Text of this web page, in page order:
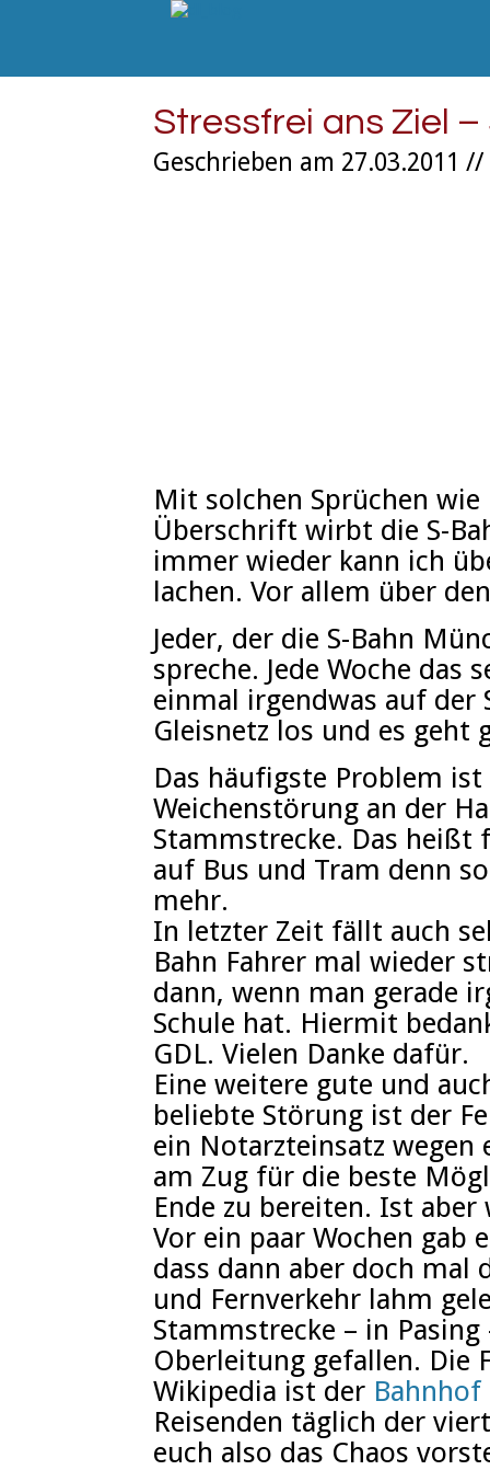
Stressfrei ans Ziel
Geschrieben am 27.03.2011 //
Mit solchen Sprüchen
Überschrift wirbt die S-
immer wieder kann ich
lachen. Vor allem über
Jeder, der die S-Bahn
spreche. Jede Woche das
einmal irgendwas auf der
Gleisnetz los und es geht
Das häufigste Problem
Weichenstörung an der
Stammstrecke. Das heißt
auf Bus und Tram denn
mehr.
In letzter Zeit fällt auch
Bahn Fahrer mal wieder
dann, wenn man gerade
Schule hat. Hiermit
GDL. Vielen Danke dafür.
Eine weitere gute und
beliebte Störung ist der
ein Notarzteinsatz
am Zug für die beste
Ende zu bereiten. Ist
Vor ein paar Wochen gab
dass dann aber doch mal
und Fernverkehr lahm
Stammstrecke – in
Oberleitung gefallen. Die
Wikipedia ist der Bahnhof
Reisenden täglich der
euch also das Chaos